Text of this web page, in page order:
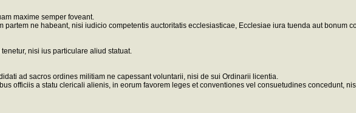
maxime semper foveant.
ne habeant, nisi iudicio competentis auctoritatis ecclesiasticae, Ecclesiae iura tuenda aut bonum
nisi ius particulare aliud statuat.
ad sacros ordines militiam ne capessant voluntarii, nisi de sui Ordinarii licentia.
officiis a statu clericali alienis, in eorum favorem leges et conventiones vel consuetudines concedunt,